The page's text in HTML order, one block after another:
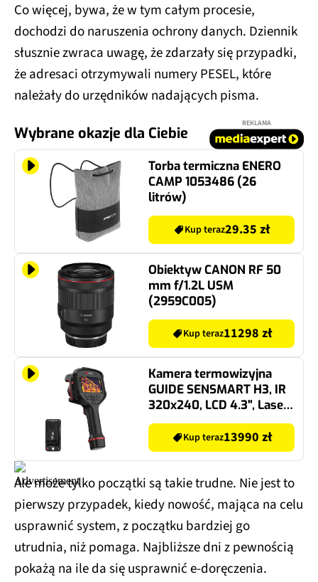
Co więcej, bywa, że w tym całym procesie,
dochodzi do naruszenia ochrony danych. Dziennik
słusznie zwraca uwagę, że zdarzały się przypadki,
że adresaci otrzymywali numery PESEL, które
należały do urzędników nadających pisma.
Wybrane okazje dla Ciebie
REKLAMA
Torba termiczna ENERO
CAMP 1053486 (26
litrów)
Kup teraz29.35 zł
Obiektyw CANON RF 50
mm f/1.2L USM
(2959C005)
Kup teraz11298 zł
Kamera termowizyjna
GUIDE SENSMART H3, IR
320x240, LCD 4.3", Laser,
64GB, Wi-Fi, Bluetooth
Kup teraz13990 zł
Ale może tylko początki są takie trudne. Nie jest to
pierwszy przypadek, kiedy nowość, mająca na celu
usprawnić system, z początku bardziej go
utrudnia, niż pomaga. Najbliższe dni z pewnością
pokażą na ile da się usprawnić e-doręczenia.